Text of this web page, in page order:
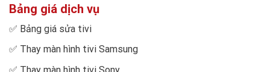
Bảng giá dịch vụ
✅ Bảng giá sửa tivi
✅ Thay màn hình tivi Samsung